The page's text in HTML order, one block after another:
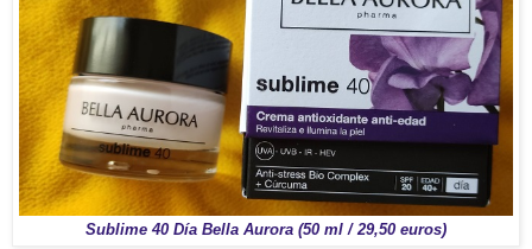
Sublime 40 Día Bella Aurora (50 ml / 29,50 euros)